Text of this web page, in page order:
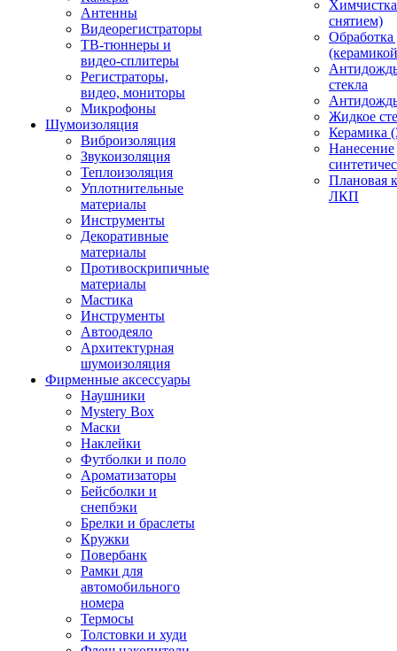
Антенны
Видеорегистраторы
ТВ-тюннеры и
видео-сплитеры
Регистраторы,
видео, мониторы
Микрофоны
Шумоизоляция
Виброизоляция
Звукоизоляция
Теплоизоляция
Уплотнительные
материалы
Инструменты
Декоративные
материалы
Противоскрипичные
материалы
Мастика
Инструменты
Автоодеяло
Архитектурная
шумоизоляция
Фирменные аксессуары
Наушники
Mystery Box
Маски
Наклейки
Футболки и поло
Ароматизаторы
Бейсболки и
снепбэки
Брелки и браслеты
Кружки
Повербанк
Рамки для
автомобильного
номера
Термосы
Толстовки и худи
снятием)
Обработка
стекла
Жидкое
Керамика
Нанесение
Плановая
ЛКП